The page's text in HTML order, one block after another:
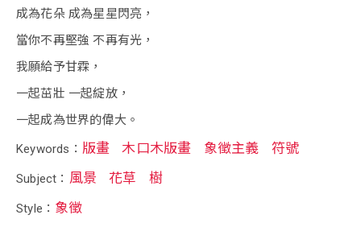
成為花朵 成為星星閃亮，
當你不再堅強 不再有光，
我願給予甘霖，
一起茁壯 一起綻放，
一起成為世界的偉大。
Keywords： 版畫 木口木版畫 象徵主義 符號
Subject： 風景 花草 樹
Style： 象徵